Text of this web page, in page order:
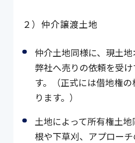
２）仲介譲渡土地
仲介土地同様に、現土
弊社へ売りの依頼を受
す。（正式には借地権
ります。）
土地によって所有権土
根や下草刈、アプロー